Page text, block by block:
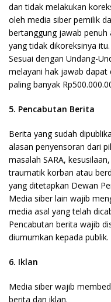
dan tidak melakukan
oleh media siber pemilik
bertanggung jawab
yang tidak dikoreksinya itu.
Sesuai dengan Undang-
melayani hak jawab dapat
paling banyak
5. Pencabutan Berita
Berita yang sudah
alasan penyensoran dari
masalah SARA,
traumatik korban atau
yang ditetapkan Dewan
Media siber lain wajib
media asal yang telah
Pencabutan berita wajib
diumumkan kepada publik.
6. Iklan
Media siber wajib
berita dan iklan.